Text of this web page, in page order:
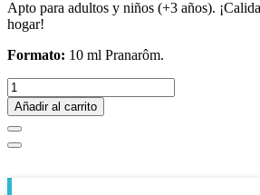
Apto para adultos y niños (+3 años).
hogar!
Formato: 10 ml Pranarôm.
Añadir al carrito